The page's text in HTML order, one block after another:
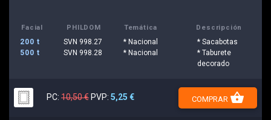
Facial PHILDOM Temática Descripción
200 t SVN 998.27 * Nacional
* Sacabotas
500 t
SVN 998.28 * Nacional
* Taburete
decorado
PC: 10,50 € PVP: 5,25 € COMPRAR shopping_basket